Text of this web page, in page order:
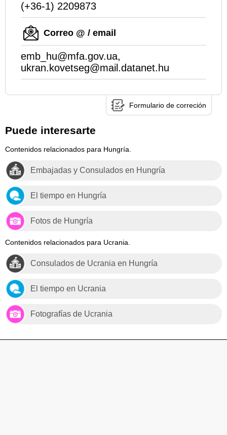
(+36-1) 2209873
Correo @ / email
emb_hu@mfa.gov.ua,
ukran.kovetseg@mail.datanet.hu
Formulario de correción
Puede interesarte
Contenidos relacionados para Hungría.
Embajadas y Consulados en Hungría
El tiempo en Hungría
Fotos de Hungría
Contenidos relacionados para Ucrania.
Consulados de Ucrania en Hungría
El tiempo en Ucrania
Fotografías de Ucrania